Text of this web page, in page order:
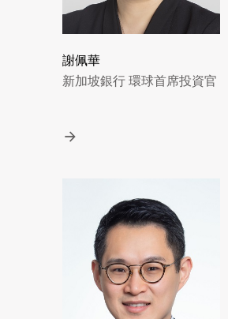
謝佩華
新加坡銀行 環球首席投資官